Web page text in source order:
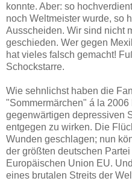
konnte. Aber: so
noch Weltmeister wurde, so
Ausscheiden. Wir sind nicht
geschieden. Wer gegen
hat vieles falsch gemacht!
Schockstarre.
Wie sehnlichst haben die
"Sommermärchen" á la
gegenwärtigen depressiven
entgegen zu wirken. Die
Wunden geschlagen; nun
der größten deutschen
Europäischen Union EU.
eines brutalen Streits der